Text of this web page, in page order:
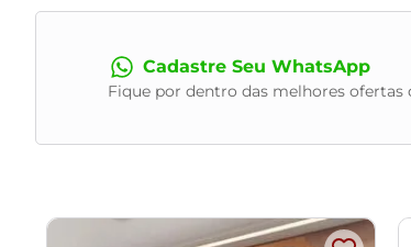
Cadastre Seu WhatsApp
Fique por dentro das melhores